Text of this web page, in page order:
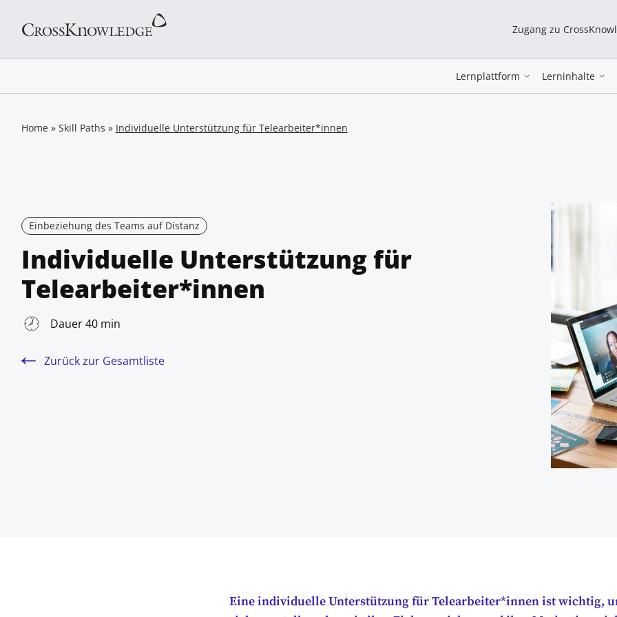
Zugang zu
Lernplattform Lerninhalte
Home» Skill Paths » Individuelle Unterstützung für Telearbeiter*innen
Einbeziehung des Teams auf Distanz
Individuelle Unterstützung für
Telearbeiter*innen
Dauer 40 min
Zurück zur Gesamtliste
Eine individuelle Unterstützung für Telearbeiter*innen ist wichtig,